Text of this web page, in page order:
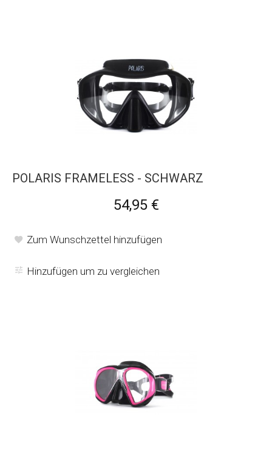
POLARIS FRAMELESS - SCHWARZ
54,95 €
Zum Wunschzettel hinzufügen
Hinzufügen um zu vergleichen